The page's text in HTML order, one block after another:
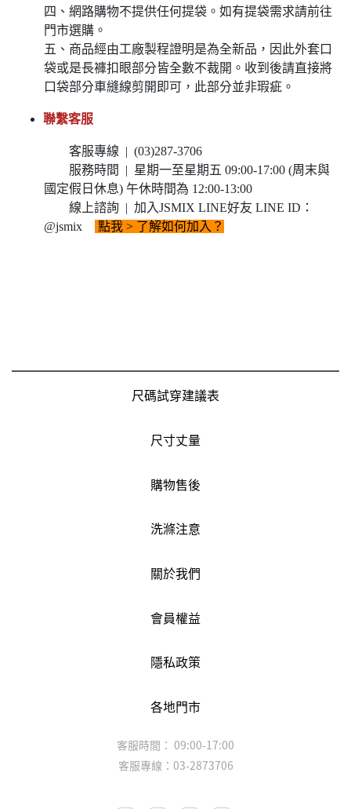
四、網路購物不提供任何提袋。如有提袋需求請前往
門市選購。
五、商品經由工廠製程證明是為全新品，因此外套口
袋或是長褲扣眼部分皆全數不裁開。收到後請直接將
口袋部分車縫線剪開即可，此部分並非瑕疵。
聯繫客服
客服專線 | (03)287-3706
服務時間 | 星期一至星期五 09:00-17:00 (周末與
國定假日休息) 午休時間為 12:00-13:00
線上諮詢 | 加入JSMIX LINE好友 LINE ID：
@jsmix
點我 > 了解如何加入？
尺碼試穿建議表
尺寸丈量
購物售後
洗滌注意
關於我們
會員權益
隱私政策
各地門市
客服時間： 09:00-17:00
客服專線：03-2873706